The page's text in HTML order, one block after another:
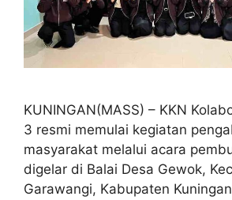
KUNINGAN(MASS) – KKN
3 resmi memulai kegiatan
masyarakat melalui acara
digelar di Balai Desa Gewok,
Garawangi, Kabupaten